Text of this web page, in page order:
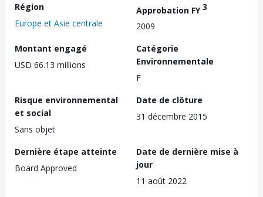
Région
Europe et Asie centrale
Approbation FY3
2009
Montant engagé
USD 66.13 millions
Catégorie
Environnementale
F
Risque environnemental
et social
Sans objet
Date de clôture
31 décembre 2015
Dernière étape atteinte
Board Approved
Date de dernière mise à
jour
11 août 2022